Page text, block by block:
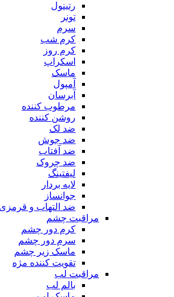
رتینول
تونر
سرم
کرم شب
کرم روز
اسکراپ
ماسک
آمپول
آبرسان
مرطوب کننده
روشن کننده
ضد لک
ضد جوش
ضد آفتاب
ضد چروک
لیفتینگ
لایه بردار
جوانساز
ضد التهاب و
مراقبت چشم
کرم دور چشم
سرم دور چشم
ماسک زیر چشم
تقویت کننده مژه
مراقبت لب
بالم لب